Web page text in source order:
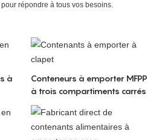
répondre à tous vos besoins.
à
Conteneurs à emporter MFPP
à trois compartiments carrés